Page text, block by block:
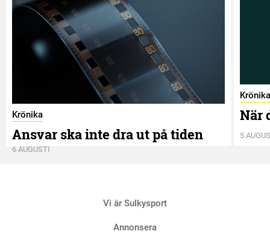
Krönika
Ansvar ska inte dra ut på tiden
6 AUGUSTI
Krönika
När
5
Vi är Sulkysport
Annonsera